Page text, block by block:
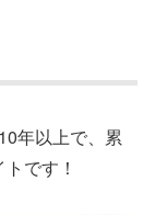
年以上で、累
です！